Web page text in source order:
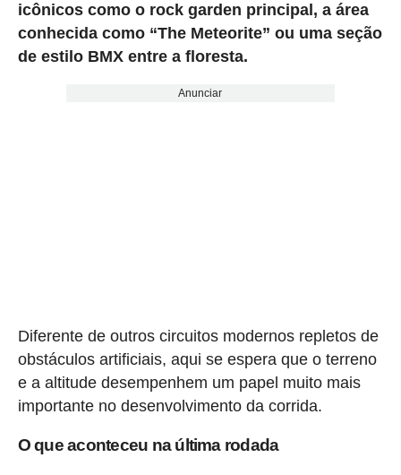
icônicos como o rock garden principal, a área
conhecida como “The Meteorite” ou uma seção
de estilo BMX entre a floresta.
Anunciar
Diferente de outros circuitos modernos repletos de
obstáculos artificiais, aqui se espera que o terreno
e a altitude desempenhem um papel muito mais
importante no desenvolvimento da corrida.
O que aconteceu na última rodada